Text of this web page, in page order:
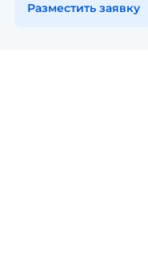
Разместить заявку